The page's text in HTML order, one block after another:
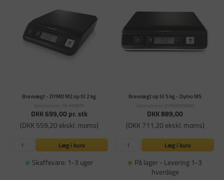
Brevvægt - DYMO M2 op til 2 kg
Varenummer: PA-690875
DKK 699,00pr. stk
(DKK 559,20 ekskl. moms)
Læg i kurv
Skaffevare: 1-3 uger
Brevvægt op til 5 kg - Dymo M5
Varenummer: DYMS0929000
DKK 889,00
(DKK 711,20 ekskl. moms)
Læg i kurv
På lager - Levering 1-3
hverdage